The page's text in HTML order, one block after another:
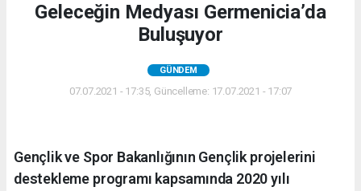
Geleceğin Medyası Germenicia’da
Buluşuyor
GÜNDEM
07.07.2021 - 17:35, Güncelleme: 17.07.2021 - 17:07
Gençlik ve Spor Bakanlığının Gençlik projelerini
destekleme programı kapsamında 2020 yılı